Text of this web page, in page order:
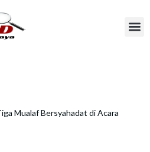
Mualaf Bersyahadat di Acara